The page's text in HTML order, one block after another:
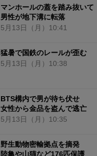
マンホールの蓋を踏み抜いて
男性が地下溝に転落
5月13日 （月） 10:41
猛暑で国鉄のレールが歪む
5月13日 （月） 10:38
BTS構内で男が待ち伏せ
女性から金品を盗んで逃亡
5月13日 （月） 10:35
野生動物密輸拠点を摘発
陸亀や山猫など176匹保護